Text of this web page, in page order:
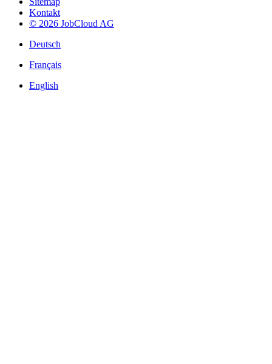
Kontakt
© 2026 JobCloud AG
Deutsch
Français
English